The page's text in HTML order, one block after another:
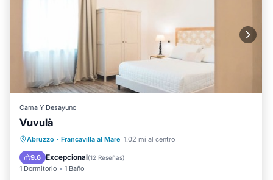
Cama Y Desayuno
Vuvulà
Abruzzo · Francavilla al Mare 1.02 mi al centro
9.6 Excepcional(12 Reseñas)
1 Dormitorio 1 Baño
Desayuno
Aparcamiento
Balcón/Terraza